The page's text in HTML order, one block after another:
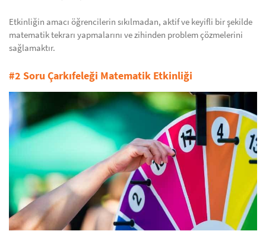
Etkinliğin amacı öğrencilerin sıkılmadan, aktif ve keyifli bir şekilde
matematik tekrarı yapmalarını ve zihinden problem çözmelerini
sağlamaktır.
#2 Soru Çarkıfeleği Matematik Etkinliği